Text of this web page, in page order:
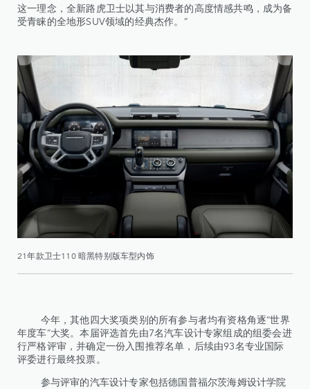
这一理念，全新路虎卫士以其与消费者的高度情感共鸣，成为备
受青睐的全地形SUV领域的经典杰作。”
21年款卫士110 暗黑特别版车型内饰
今年，其他四大奖项类别的所有参与者均有资格角逐“世界
年度车”大奖。本届评选首先由7名汽车设计专家组成的组委会进
行严格评审，并确定一份入围推荐名单，后续由93名专业国际
评委进行最终投票。
参与评审的汽车设计专家包括德国普福尔茨海姆设计学院